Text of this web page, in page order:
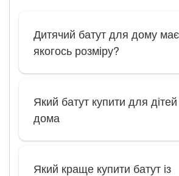
Дитячий батут для дому
якогось розміру?
Який батут купити для
дома
Який краще купити батут із